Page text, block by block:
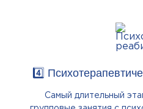
4️⃣
Самый длительный